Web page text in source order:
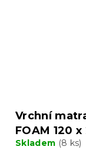
Vrchní
FOAM 120
Skladem (8 ks)